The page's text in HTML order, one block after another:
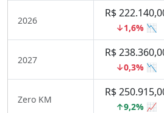
2026
R$
↓1,6% 📉
2027
R$
↓0,3% 📉
Zero KM
R$
↑9,2% 📈